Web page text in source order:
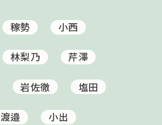
稼勢 小西
林梨乃 芹澤
岩佐徹 塩田
渡邉 小出